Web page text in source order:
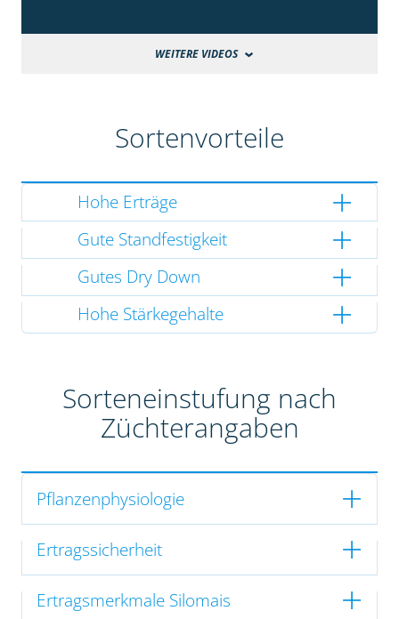
WEITERE VIDEOS
Sortenvorteile
Hohe Erträge
Gute Standfestigkeit
Gutes Dry Down
Hohe Stärkegehalte
Sorteneinstufung nach
Züchterangaben
Pflanzenphysiologie
Ertragssicherheit
Ertragsmerkmale Silomais